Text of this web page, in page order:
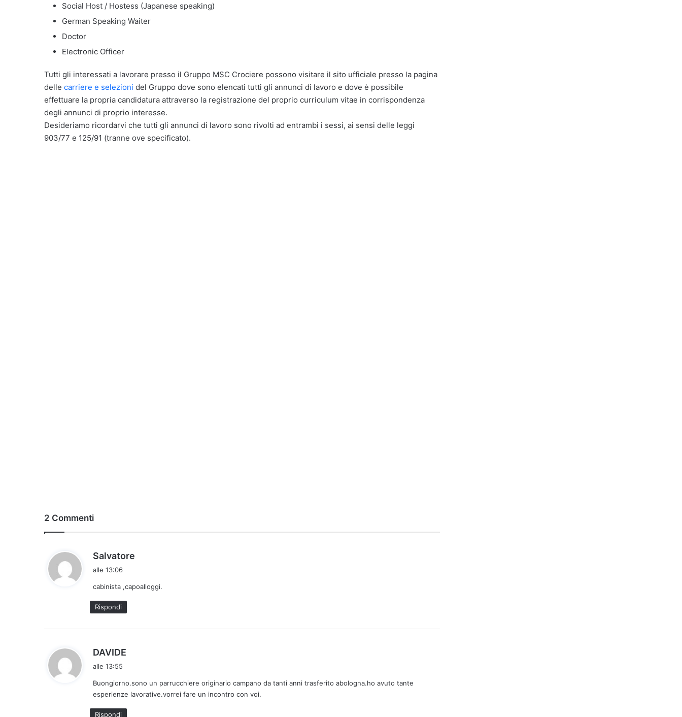
Social Host / Hostess (Japanese speaking)
German Speaking Waiter
Doctor
Electronic Officer
Tutti gli interessati a lavorare presso il Gruppo MSC Crociere possono visitare il sito ufficiale presso la pagina
delle carriere e selezioni del Gruppo dove sono elencati tutti gli annunci di lavoro e dove è possibile
effettuare la propria candidatura attraverso la registrazione del proprio curriculum vitae in corrispondenza
degli annunci di proprio interesse.
Desideriamo ricordarvi che tutti gli annunci di lavoro sono rivolti ad entrambi i sessi, ai sensi delle leggi
903/77 e 125/91 (tranne ove specificato).
2 Commenti
Salvatore
e
alle 13:06
cabinista ,capoalloggi.
Rispondi
DAVIDE
e
t
t
alle 13:55
Buongiorno.sono un parrucchiere originario campano da tanti anni trasferito abologna.ho avuto tante
esperienze lavorative.vorrei fare un incontro con voi.
Rispondi